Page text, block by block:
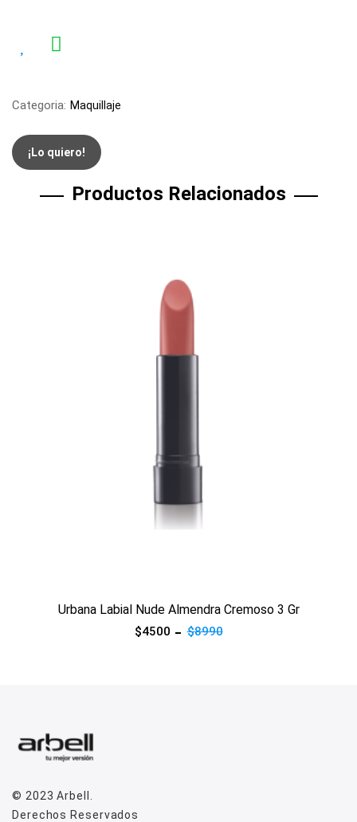
Categoria: Maquillaje
¡Lo quiero!
Productos Relacionados
Urbana Labial Nude Almendra Cremoso 3 Gr
$4500 $8990
© 2023Arbell
Derechos Reservados